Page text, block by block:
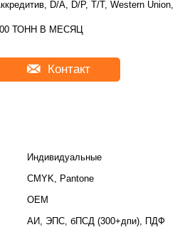
D/A, D/P, T/T, Western Union,
ТОНН В МЕСЯЦ
Контакт
Индивидуальные
CMYK, Pantone
OEM
АИ, ЭПС, бПСД (300+дпи), ПДФ